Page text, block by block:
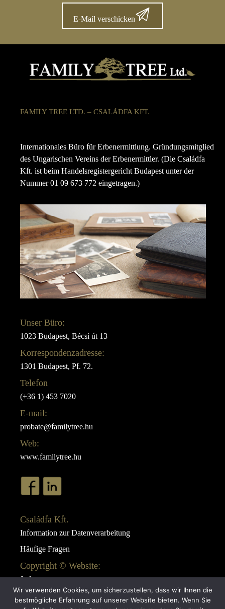
E-Mail verschicken
FAMILY TREE LTD. – CSALÁDFA KFT.
Internationales Büro für Erbenermittlung. Gründungsmitglied
des Ungarischen Vereins der Erbenermittler. (Die Családfa
Kft. ist beim Handelsregistergericht Budapest unter der
Nummer 01 09 673 772 eingetragen.)
Unser Büro:
1023 Budapest, Bécsi út 13
Korrespondenzadresse:
1301 Budapest, Pf. 72.
Telefon
(+36 1) 453 7020
E-mail:
probate@familytree.hu
Web:
www.familytree.hu
Családfa Kft.
Information zur Datenverarbeitung
Häufige Fragen
Copyright © Website:
Juda
Webdesign:
Wir verwenden Cookies, um sicherzustellen, dass wir Ihnen die
bestmögliche Erfahrung auf unserer Website bieten. Wenn Sie